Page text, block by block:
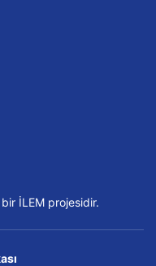
İLEM projesidir.